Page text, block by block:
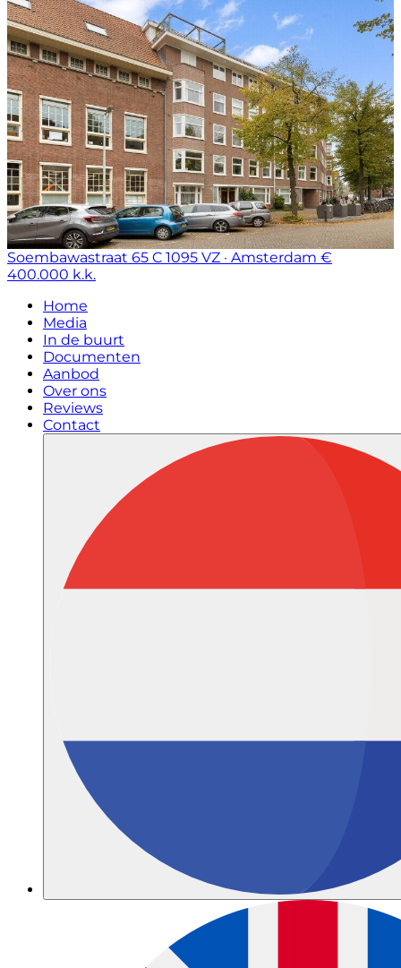
Soembawastraat 65 C 1095 VZ · Amsterdam €
400.000 k.k.
Home
Media
In de buurt
Documenten
Aanbod
Over ons
Reviews
Contact